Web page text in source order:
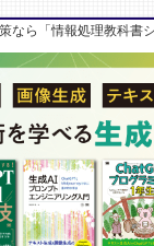
なら「情報処理教科書シ